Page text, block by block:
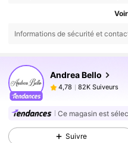
Informations de sécurité et
Andrea Bello
4,78
82K Suiveurs
N***aest en train de
4,78 82K Suiveurs
4,78 82K Suiveurs
Ce magasin est
Suivre